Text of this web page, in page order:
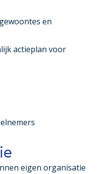
en
actieplan voor
eigen organisatie